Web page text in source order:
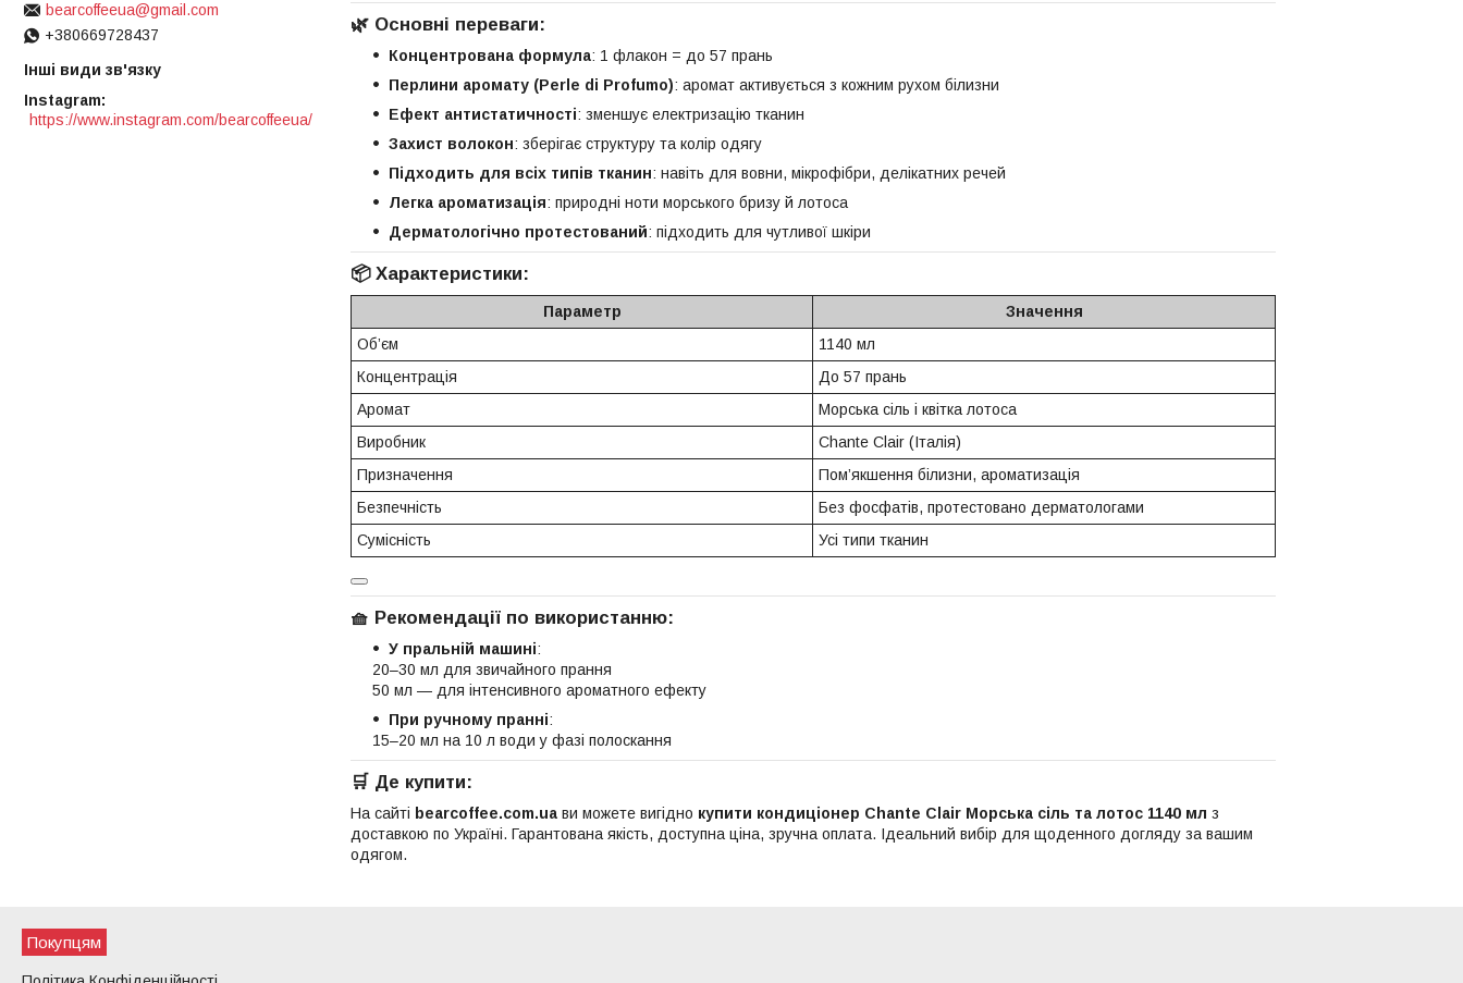
🌿 Основні переваги:
Концентрована формула: 1 флакон = до 57 прань
Перлини аромату (Perle di Profumo): аромат активується з кожним рухом білизни
Ефект антистатичності: зменшує електризацію тканин
Захист волокон: зберігає структуру та колір одягу
Підходить для всіх типів тканин: навіть для вовни, мікрофібри, делікатних речей
Легка ароматизація: природні ноти морського бризу й лотоса
Дерматологічно протестований: підходить для чутливої шкіри
📦 Характеристики:
Параметр
Значення
Об’єм
1140 мл
Концентрація
До 57 прань
Аромат
Морська сіль і квітка лотоса
Виробник
Chante Clair (Італія)
Призначення
Пом’якшення білизни, ароматизація
Безпечність
Без фосфатів, протестовано дерматологами
Сумісність
Усі типи тканин
🧺 Рекомендації по використанню:
У пральній машині:
20–30 мл для звичайного прання
50 мл — для інтенсивного ароматного ефекту
При ручному пранні:
15–20 мл на 10 л води у фазі полоскання
🛒 Де купити:
На сайті bearcoffee.com.ua ви можете вигідно купити кондиціонер Chante Clair Морська сіль та лотос 1140 мл з
доставкою по Україні. Гарантована якість, доступна ціна, зручна оплата. Ідеальний вибір для щоденного догляду за вашим
одягом.
bearcoffeeua@gmail.com
+380669728437
Інші види зв'язку
Instagram
https://www.instagram.com/bearcoffeeua/
Покупцям